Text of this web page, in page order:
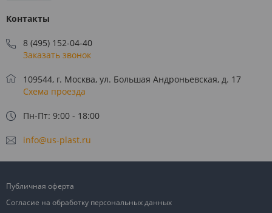
Контакты
8 (495) 152-04-40
Заказать звонок
109544, г. Москва, ул. Большая Андроньевская, д. 17
Схема проезда
Пн-Пт: 9:00 - 18:00
info@us-plast.ru
Публичная оферта
Согласие на обработку персональных данных